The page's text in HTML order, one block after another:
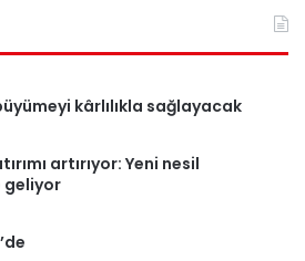
kârlılıkla sağlayacak
artırıyor: Yeni nesil
geliyor